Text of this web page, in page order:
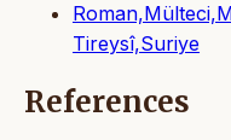
Tireysî,Suriye
References